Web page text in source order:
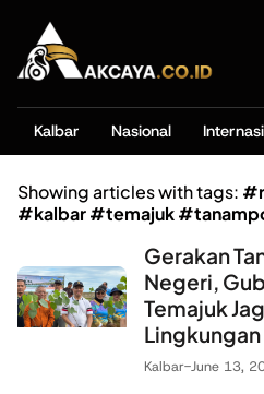
Kalbar Nasional
Showing articles with tags:
#kalbar #temajuk
Gerakan
Negeri,
Temajuk
Lingkungan
Kalbar-June 13,